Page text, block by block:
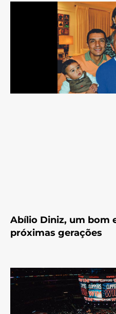
Abílio Diniz, um bom
próximas gerações